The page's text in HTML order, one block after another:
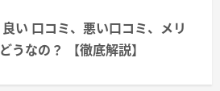
い 口コミ、悪い口コミ、メリ
うなの？ 【徹底解説】